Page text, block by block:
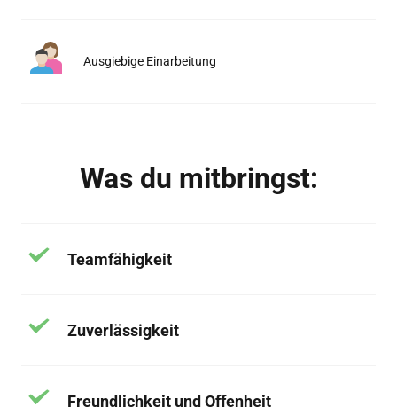
Ausgiebige Einarbeitung
Was du mitbringst:
Teamfähigkeit
Zuverlässigkeit
Freundlichkeit und Offenheit